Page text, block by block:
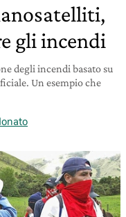
gli incendi
degli incendi basato su
Un esempio che